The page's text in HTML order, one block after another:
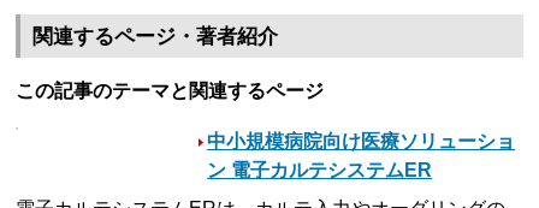
関連するページ・著者紹介
この記事のテーマと関連するページ
中小規模病院向け医療ソリューショ
ン 電子カルテシステムER